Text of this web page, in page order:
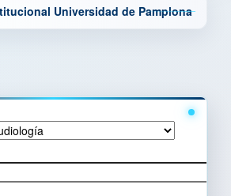
Universidad de Pamplona